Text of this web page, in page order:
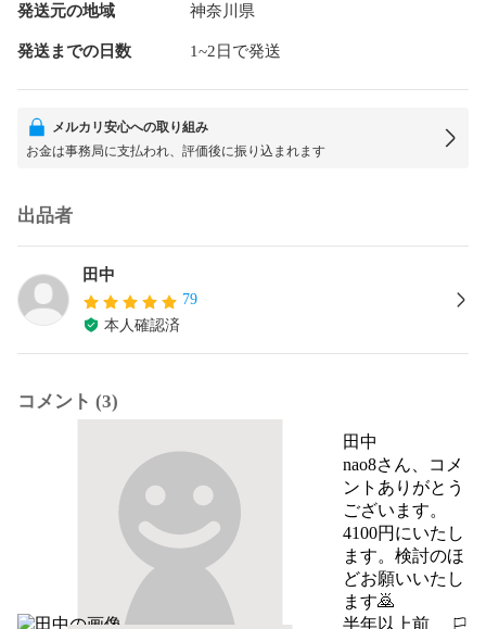
発送元の地域 神奈川県
発送までの日数 1~2日で発送
メルカリ安心への取り組み
お金は事務局に支払われ、評価後に振り込まれます
出品者
田中
79
本人確認済
コメント (3)
田中
nao8さん、コメ
ントありがとう
ございます。
4100円にいたし
ます。検討のほ
どお願いいたし
ます🙇
半年以上前